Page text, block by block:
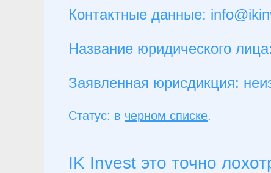
Контактные данные:
Название юридического
Заявленная юрисдикция:
Статус: в черном списке.
IK Invest это точно